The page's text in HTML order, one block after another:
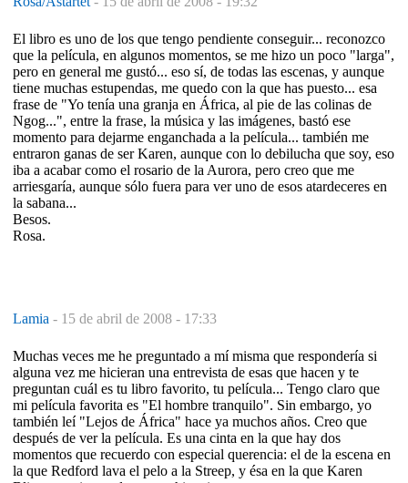
El libro es uno de los que tengo pendiente conseguir... reconozco
que la película, en algunos momentos, se me hizo un poco "larga",
pero en general me gustó... eso sí, de todas las escenas, y aunque
tiene muchas estupendas, me quedo con la que has puesto... esa
frase de "Yo tenía una granja en África, al pie de las colinas de
Ngog...", entre la frase, la música y las imágenes, bastó ese
momento para dejarme enganchada a la película... también me
entraron ganas de ser Karen, aunque con lo debilucha que soy, eso
iba a acabar como el rosario de la Aurora, pero creo que me
arriesgaría, aunque sólo fuera para ver uno de esos atardeceres en
la sabana...
Besos.
Rosa.
Lamia - 15 de abril de 2008 - 17:33
Muchas veces me he preguntado a mí misma que respondería si
alguna vez me hicieran una entrevista de esas que hacen y te
preguntan cuál es tu libro favorito, tu película... Tengo claro que
mi película favorita es "El hombre tranquilo". Sin embargo, yo
también leí "Lejos de África" hace ya muchos años. Creo que
después de ver la película. Es una cinta en la que hay dos
momentos que recuerdo con especial querencia: el de la escena en
la que Redford lava el pelo a la Streep, y ésa en la que Karen